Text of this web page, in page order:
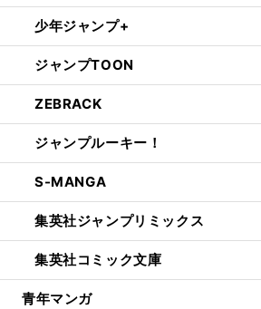
少年ジャンプ+
ジャンプTOON
ZEBRACK
ジャンプルーキー！
S-MANGA
集英社ジャンプリミックス
集英社コミック文庫
青年マンガ